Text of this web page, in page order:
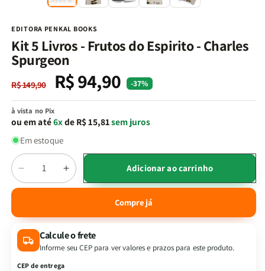
EDITORA PENKAL BOOKS
Kit 5 Livros - Frutos do Espirito - Charles
Spurgeon
Preço
normal
R$ 149,90
Preço
promocional
R$ 94,90 -37%
à vista no Pix
ou em até6xde R$ 15,81sem juros
Em estoque
Quantidade
Diminuir
a
Kit
5
Livros
Aumentar
a
quantidade
Kit
5
Livros
Adicionar ao carrinho
Compre já
Calcule o frete
Informe seu CEP para ver valores e prazos para este produto.
CEP de entrega